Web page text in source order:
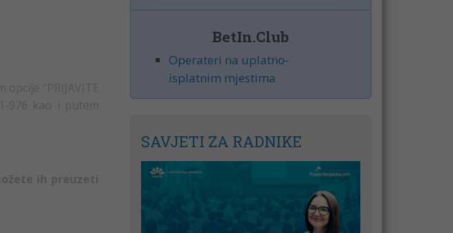
BetIn.Club
Operateri na uplatno-
isplatnim mjestima
SAVJETI ZA RADNIKE